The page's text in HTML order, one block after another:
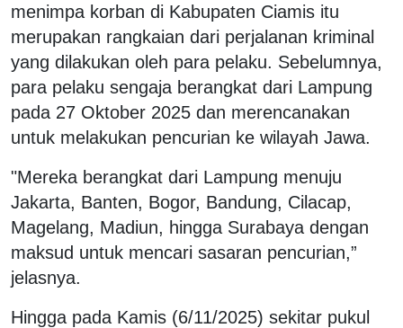
menimpa korban di Kabupaten Ciamis itu
merupakan rangkaian dari perjalanan kriminal
yang dilakukan oleh para pelaku. Sebelumnya,
para pelaku sengaja berangkat dari Lampung
pada 27 Oktober 2025 dan merencanakan
untuk melakukan pencurian ke wilayah Jawa.
"Mereka berangkat dari Lampung menuju
Jakarta, Banten, Bogor, Bandung, Cilacap,
Magelang, Madiun, hingga Surabaya dengan
maksud untuk mencari sasaran pencurian,”
jelasnya.
Hingga pada Kamis (6/11/2025) sekitar pukul